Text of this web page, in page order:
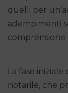
quelli per
adempimenti
La fase
notarile, che